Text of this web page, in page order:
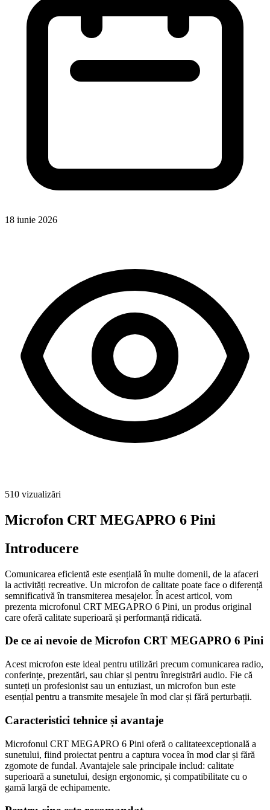
18 iunie 2026
510 vizualizări
Microfon CRT MEGAPRO 6 Pini
Introducere
Comunicarea eficientă este esențială în multe domenii, de la afaceri
la activități recreative. Un microfon de calitate poate face o diferență
semnificativă în transmiterea mesajelor. În acest articol, vom
prezenta microfonul CRT MEGAPRO 6 Pini, un produs original
care oferă calitate superioară și performanță ridicată.
De ce ai nevoie de Microfon CRT MEGAPRO 6 Pini
Acest microfon este ideal pentru utilizări precum comunicarea radio,
conferințe, prezentări, sau chiar și pentru înregistrări audio. Fie că
sunteți un profesionist sau un entuziast, un microfon bun este
esențial pentru a transmite mesajele în mod clar și fără perturbații.
Caracteristici tehnice și avantaje
Microfonul CRT MEGAPRO 6 Pini oferă o calitateexceptională a
sunetului, fiind proiectat pentru a captura vocea în mod clar și fără
zgomote de fundal. Avantajele sale principale includ: calitate
superioară a sunetului, design ergonomic, și compatibilitate cu o
gamă largă de echipamente.